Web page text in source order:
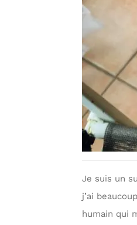
Je suis un
j’ai
humain qui